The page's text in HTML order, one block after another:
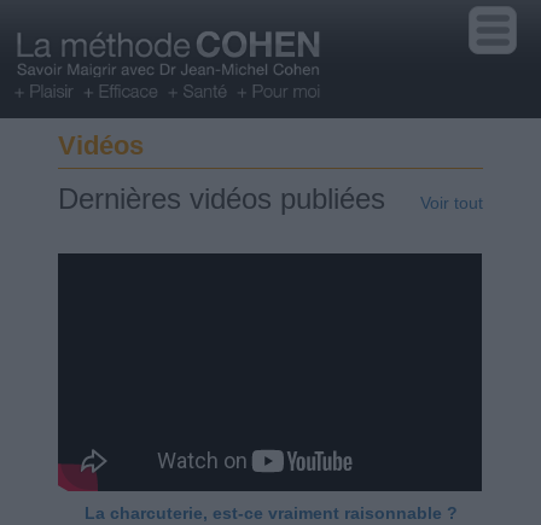
Vidéos
Dernières vidéos publiées Voir tout
La charcuterie, est-ce vraiment raisonnable ?